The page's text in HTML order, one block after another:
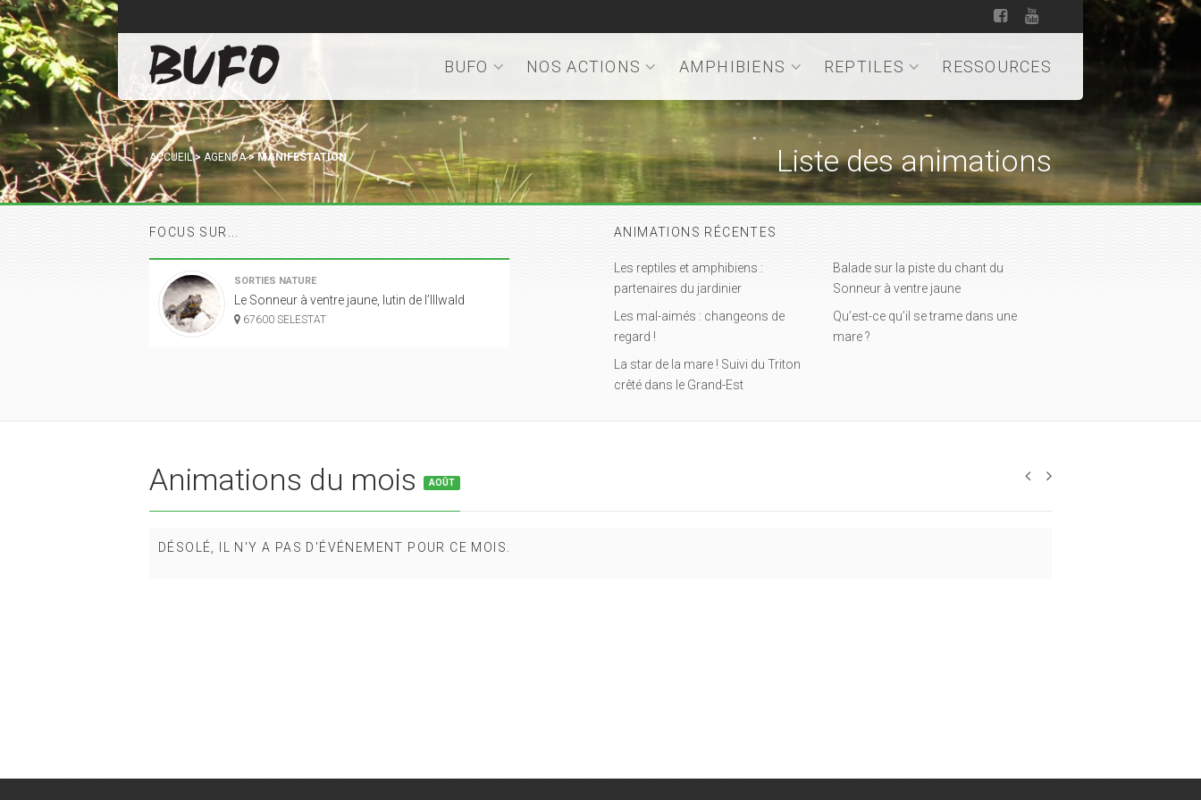
BUFO NOS ACTIONS AMPHIBIENS REPTILES RESSOURCES
ACCUEIL> AGENDA>MANIFESTATION Liste des animations
FOCUS SUR...
SORTIES NATURE
Le Sonneur à ventre jaune, lutin de l’Illwald
67600 SELESTAT
ANIMATIONS RÉCENTES
Les reptiles et amphibiens :
partenaires du jardinier
Balade sur la piste du chant du
Sonneur à ventre jaune
Les mal-aimés : changeons de
regard !
Qu’est-ce qu’il se trame dans une
mare ?
La star de la mare ! Suivi du Triton
crêté dans le Grand-Est
Animations du mois AOÛT
DÉSOLÉ, IL N'Y A PAS D'ÉVÉNEMENT POUR CE MOIS.